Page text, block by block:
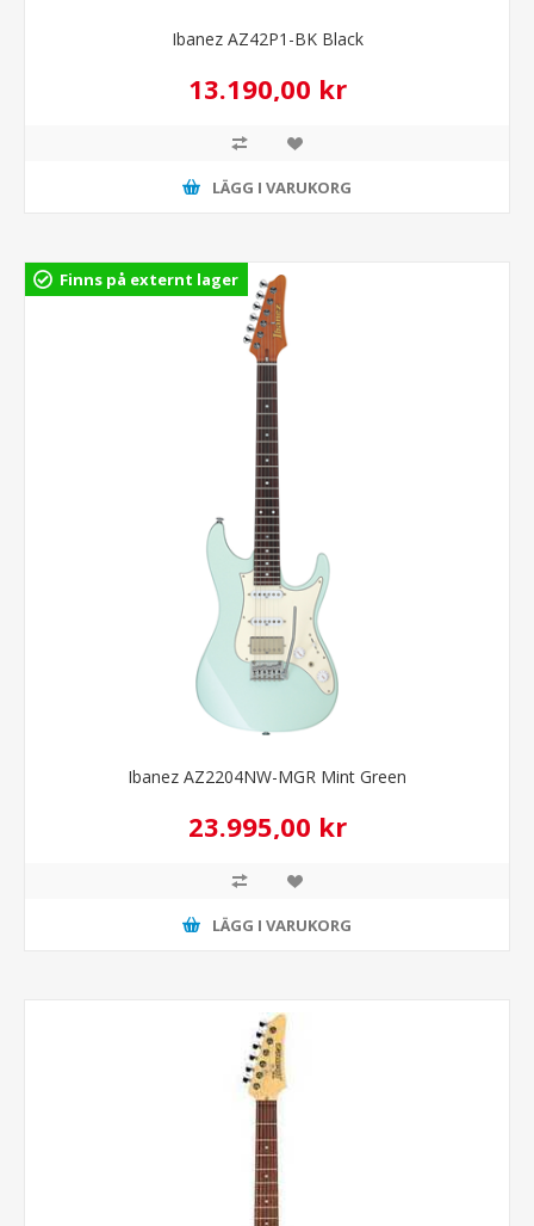
Ibanez AZ42P1-BK Black
13.190,00 kr
LÄGG I VARUKORG
Finns på externt lager
Ibanez AZ2204NW-MGR Mint Green
23.995,00 kr
LÄGG I VARUKORG